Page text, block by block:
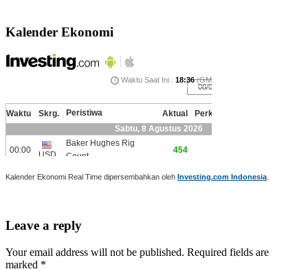
Kalender Ekonomi
Kalender Ekonomi Real Time dipersembahkan oleh Investing.com Indonesia
Leave a reply
Your email address will not be published. Required fields are
marked *